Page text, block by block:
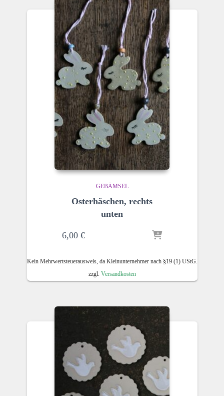
GEBÄMSEL
Osterhäschen, rechts
unten
6,00 €
Kein Mehrwertsteuerausweis, da Kleinunternehmer nach §19 (1) UStG.
zzgl. Versandkosten